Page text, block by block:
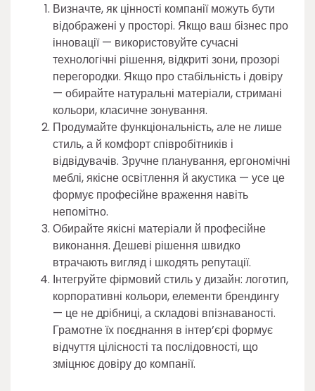
Визначте, як цінності компанії можуть бути
відображені у просторі. Якщо ваш бізнес про
інновації — використовуйте сучасні
технологічні рішення, відкриті зони, прозорі
перегородки. Якщо про стабільність і довіру
— обирайте натуральні матеріали, стримані
кольори, класичне зонування.
Продумайте функціональність, але не лише
стиль, а й комфорт співробітників і
відвідувачів. Зручне планування, ергономічні
меблі, якісне освітлення й акустика — усе це
формує професійне враження навіть
непомітно.
Обирайте якісні матеріали й професійне
виконання. Дешеві рішення швидко
втрачають вигляд і шкодять репутації.
Інтегруйте фірмовий стиль у дизайн: логотип,
корпоративні кольори, елементи брендингу
— це не дрібниці, а складові впізнаваності.
Грамотне їх поєднання в інтер’єрі формує
відчуття цілісності та послідовності, що
зміцнює довіру до компанії.